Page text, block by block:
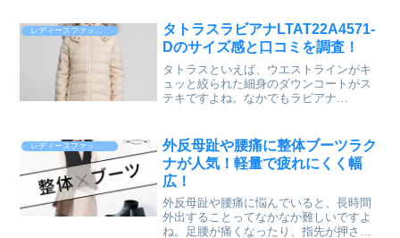
の上にレイヤードするのも、とても新鮮
ですよねっ！そこで今回は、毛足の短い
ものから毛足の長いシープ風のボアま
で、いつものコーデを格上げしてくれる
フェイクファーベストの人気のおすすめ
を、ランキングからピックアップしてご
なってください^^
タトラスラビアナLTAT22A4571-
Dのサイズ感と口コミを調査！
タトラスといえば、ウエストラインがキ
ュッと絞られた細身のダウンコートがス
テキですよね。なかでもラビアナ
のAラインダウンコートで、例年完売とな
るほどの人気です。サイズ展開が豊富な
ので、サイズ選びに悩む方も多いのでは
ないでしょうか。そこで今回は、タトラ
スのラビアナLTAT22A4571-Dのダウンコ
ートのサイズ別にサイズ感について詳し
く調べていますので、ぜひ参考にしてみ
外反母趾や腰痛に整体ブーツラク
ナが人気！軽量で疲れにくく幅
広！
外反母趾や腰痛に悩んでいると、長時間
外出することってなかなか難しいですよ
ね。足腰が痛くなったり、指先が押され